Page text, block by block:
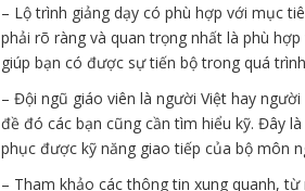
– Lộ trình giảng dạy có phù hợp với mục
phải rõ ràng và quan trọng nhất là phù
giúp bạn có được sự tiến bộ trong quá
– Đội ngũ giáo viên là người Việt hay
đề đó các bạn cũng cần tìm hiểu kỹ. Đây
phục được kỹ năng giao tiếp của bộ môn
– Tham khảo các thông tin xung quanh,